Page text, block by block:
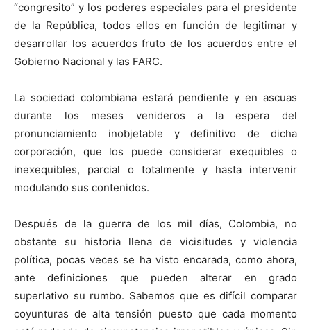
“congresito” y los poderes especiales para el presidente
de la República, todos ellos en función de legitimar y
desarrollar los acuerdos fruto de los acuerdos entre el
Gobierno Nacional y las FARC.
La sociedad colombiana estará pendiente y en ascuas
durante los meses venideros a la espera del
pronunciamiento inobjetable y definitivo de dicha
corporación, que los puede considerar exequibles o
inexequibles, parcial o totalmente y hasta intervenir
modulando sus contenidos.
Después de la guerra de los mil días, Colombia, no
obstante su historia llena de vicisitudes y violencia
política, pocas veces se ha visto encarada, como ahora,
ante definiciones que pueden alterar en grado
superlativo su rumbo. Sabemos que es difícil comparar
coyunturas de alta tensión puesto que cada momento